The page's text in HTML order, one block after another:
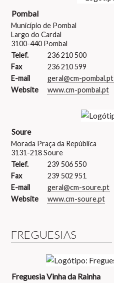
Pombal
Município de Pombal
Largo do Cardal
3100-440 Pombal
Telef.
236 210 500
Fax
236 210 599
E-mail
geral@cm-pombal.pt
Website
www.cm-pombal.pt
Soure
Morada Praça da República
3131-218 Soure
Telef.
239 506 550
Fax
239 502 951
E-mail
geral@cm-soure.pt
Website
www.cm-soure.pt
FREGUESIAS
Freguesia Vinha da Rainha